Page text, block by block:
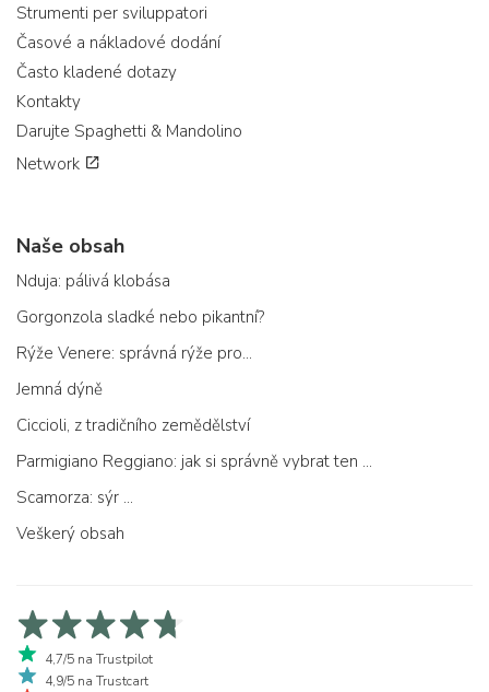
Strumenti per sviluppatori
Časové a nákladové dodání
Často kladené dotazy
Kontakty
Darujte Spaghetti & Mandolino
Network
Naše obsah
Nduja: pálivá klobása
Gorgonzola sladké nebo pikantní?
Rýže Venere: správná rýže pro...
Jemná dýně
Ciccioli, z tradičního zemědělství
Parmigiano Reggiano: jak si správně vybrat ten pravý
Scamorza: sýr ...
Veškerý obsah
4,7/5 na Trustpilot
4,9/5 na Trustcart